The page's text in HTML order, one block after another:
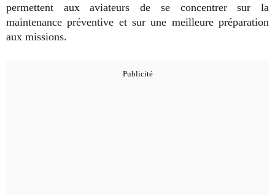
permettent aux aviateurs de se concentrer sur la
maintenance préventive et sur une meilleure préparation
aux missions.